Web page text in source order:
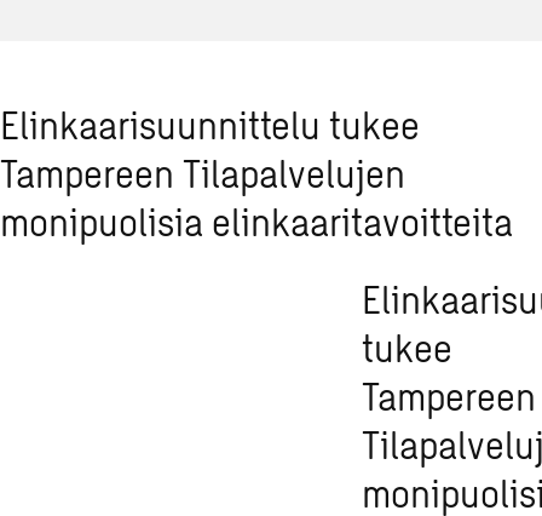
Elinkaarisuunnittelu tukee
Tampereen Tilapalvelujen
monipuolisia elinkaaritavoitteita
tukee
Tampereen